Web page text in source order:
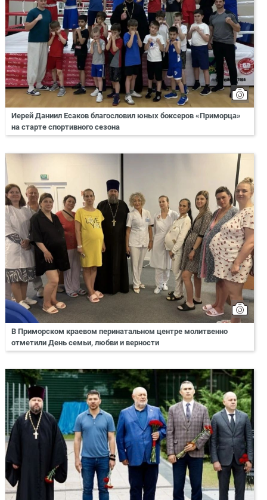
Иерей Даниил Есаков благословил юных боксеров «Приморца»
на старте спортивного сезона
В Приморском краевом перинатальном центре молитвенно
отметили День семьи, любви и верности